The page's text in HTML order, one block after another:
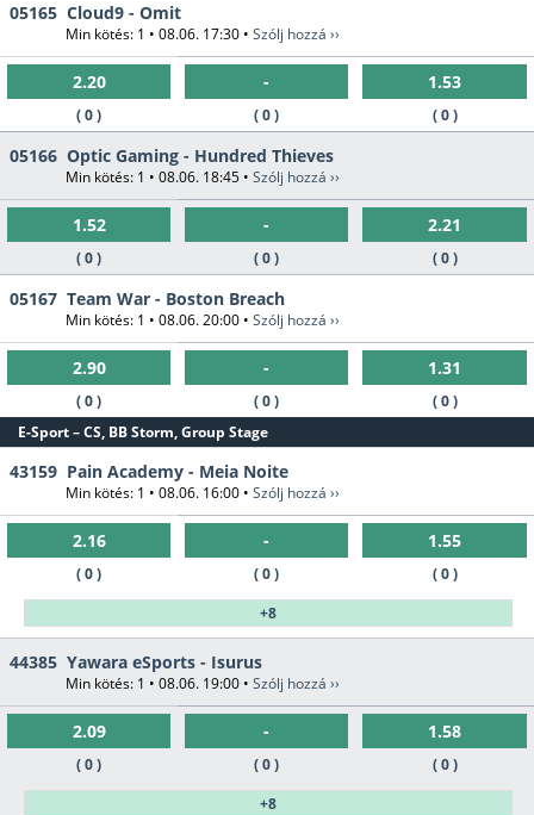
05165 Cloud9 - Omit
Min kötés: 1 • 08.06. 17:30 • Szólj hozzá ››
2.20
( 0 )
-
( 0 )
1.53
( 0 )
05166 Optic Gaming - Hundred Thieves
Min kötés: 1 • 08.06. 18:45 • Szólj hozzá ››
1.52
( 0 )
-
( 0 )
2.21
( 0 )
05167 Team War - Boston Breach
Min kötés: 1 • 08.06. 20:00 • Szólj hozzá ››
2.90
( 0 )
-
( 0 )
1.31
( 0 )
E-Sport – CS, BB Storm, Group Stage
43159 Pain Academy - Meia Noite
Min kötés: 1 • 08.06. 16:00 • Szólj hozzá ››
2.16
( 0 )
-
( 0 )
1.55
( 0 )
+8
44385 Yawara eSports - Isurus
Min kötés: 1 • 08.06. 19:00 • Szólj hozzá ››
2.09
( 0 )
-
( 0 )
1.58
( 0 )
+8